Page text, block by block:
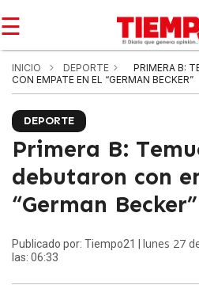
☰
INICIO DEPORTE
PRIMERA B:
CON EMPATE EN EL “GERMAN BECKER”
DEPORTE
Primera B:
debutaron con
“German Becker”
Publicado por: Tiempo21 | lunes 27
las: 06:33